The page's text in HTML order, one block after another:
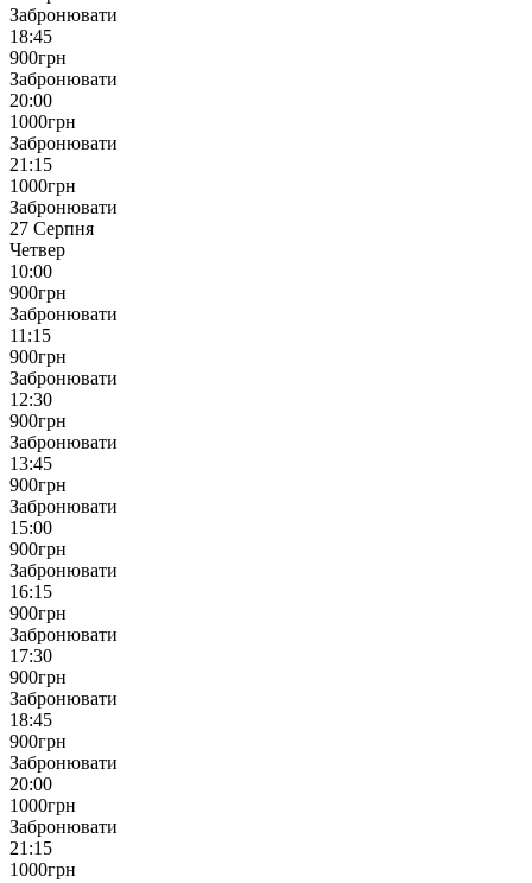
Забронювати
18:45
900грн
Забронювати
20:00
1000грн
Забронювати
21:15
1000грн
Забронювати
27 Серпня
Четвер
10:00
900грн
Забронювати
11:15
900грн
Забронювати
12:30
900грн
Забронювати
13:45
900грн
Забронювати
15:00
900грн
Забронювати
16:15
900грн
Забронювати
17:30
900грн
Забронювати
18:45
900грн
Забронювати
20:00
1000грн
Забронювати
21:15
1000грн